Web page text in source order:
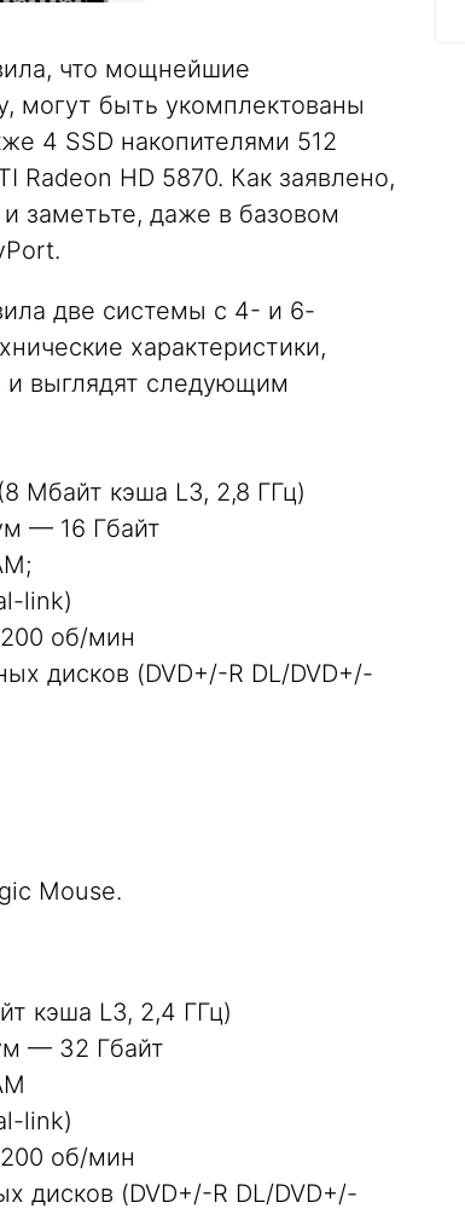
что мощнейшие
могут быть укомплектованы
4 SSD накопителями 512
Radeon HD 5870. Как заявлено,
заметьте, даже в базовом
две системы с 4- и 6-
характеристики,
и выглядят следующим
Мбайт кэша L3, 2,8 ГГц)
— 16 Гбайт
link)
об/мин
дисков (DVD+/-R DL/DVD+/-
Mouse.
кэша L3, 2,4 ГГц)
— 32 Гбайт
link)
об/мин
дисков (DVD+/-R DL/DVD+/-